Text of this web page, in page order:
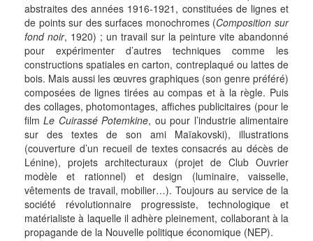
abstraites des années 1916-1921, constituées de lignes et
de points sur des surfaces monochromes (Composition sur
fond noir, 1920) ; un travail sur la peinture vite abandonné
pour expérimenter d’autres techniques comme les
constructions spatiales en carton, contreplaqué ou lattes de
bois. Mais aussi les œuvres graphiques (son genre préféré)
composées de lignes tirées au compas et à la règle. Puis
des collages, photomontages, affiches publicitaires (pour le
filmLe Cuirassé Potemkine, ou pour l’industrie alimentaire
sur des textes de son ami Maïakovski), illustrations
(couverture d’un recueil de textes consacrés au décès de
Lénine), projets architecturaux (projet de Club Ouvrier
modèle et rationnel) et design (luminaire, vaisselle,
vêtements de travail, mobilier…). Toujours au service de la
société révolutionnaire progressiste, technologique et
matérialiste à laquelle il adhère pleinement, collaborant à la
propagande de la Nouvelle politique économique (NEP).